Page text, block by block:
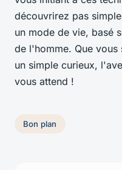
découvrirez pas
un mode de vie, basé
de l'homme. Que
un simple curieux,
vous attend !
Bon plan